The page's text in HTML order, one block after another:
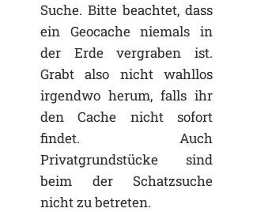
Suche. Bitte beachtet, dass
ein Geocache niemals in
der Erde vergraben ist.
Grabt also nicht wahllos
irgendwo herum, falls ihr
den Cache nicht sofort
findet. Auch
Privatgrundstücke sind
beim der Schatzsuche
nicht zu betreten.